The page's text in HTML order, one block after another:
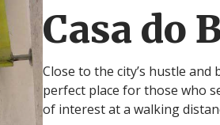
Casa do
Close to the city’s hustle
perfect place for those who
of interest at a walking